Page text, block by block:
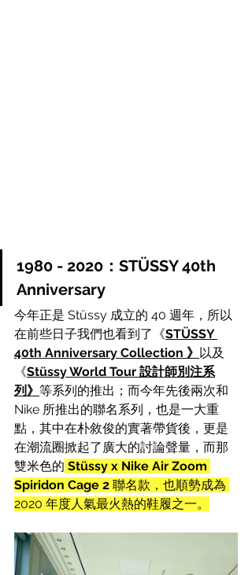
1980 - 2020： STÜSSY 40th
Anniversary
今年正是 Stüssy 成立的 40 週年，所以
在前些日子我們也看到了《STÜSSY
40th Anniversary Collection 》 以及
《Stüssy World Tour 設計師別注系
列》 等系列的推出；而今年先後兩次和
Nike 所推出的聯名系列，也是一大重
點，其中在朴敘俊的實著帶貨後，更是
在潮流圈掀起了廣大的討論聲量， 而那
雙米色的 Stüssy x Nike Air Zoom
Spiridon Cage 2 聯名款，也順勢成為
2020 年度人氣最火熱的鞋履之一。